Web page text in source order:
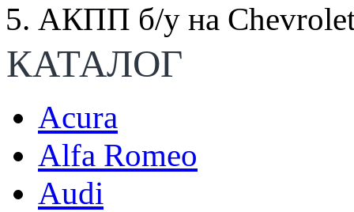
АКПП б/у на
КАТАЛОГ
Acura
Alfa Romeo
Audi